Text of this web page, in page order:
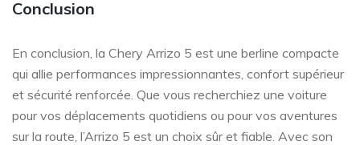
Conclusion
En conclusion, la Chery Arrizo 5 est une berline compacte
qui allie performances impressionnantes, confort supérieur
et sécurité renforcée. Que vous recherchiez une voiture
pour vos déplacements quotidiens ou pour vos aventures
sur la route, l’Arrizo 5 est un choix sûr et fiable. Avec son